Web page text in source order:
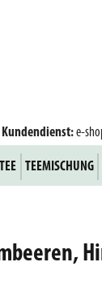
Kundendienst:e-
TEEMISCHUNG